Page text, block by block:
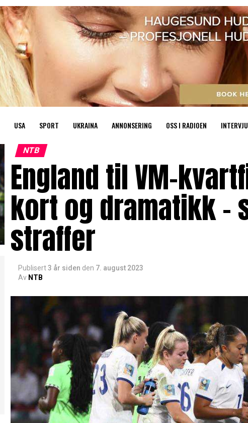
USA SPORT UKRAINA ANNONSERING OSS I RADIOEN INTERVJU
NTB
England til VM-
kort og dramatikk –
straffer
Publisert3 år siden den 7. august 2023
Av NTB